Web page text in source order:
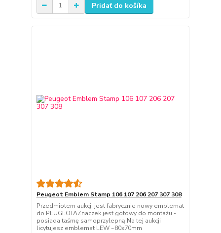
Pridať do košíka
Peugeot Emblem Stamp 106 107 206 207 307 308
Przedmiotem aukcji jest fabrycznie nowy emblemat
do PEUGEOTAZnaczek jest gotowy do montażu -
posiada taśmę samoprzylepną.Na tej aukcji
licytujesz emblemat LEW ~80x70mm